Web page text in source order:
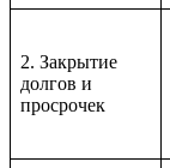
2. Закрытие
долгов и
просрочек